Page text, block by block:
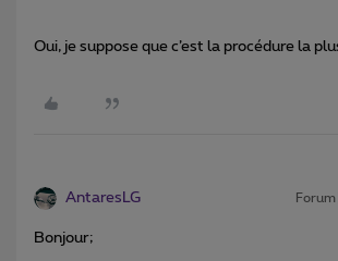
Oui, je suppose que c’est la procédure la
AntaresLG
Bonjour;